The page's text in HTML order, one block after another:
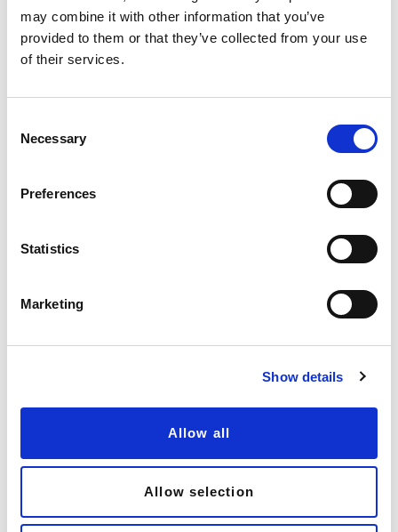
may combine it with other information that you’ve
provided to them or that they’ve collected from your use
of their services.
Necessary
Preferences
Statistics
Marketing
Show details
Allow all
Allow selection